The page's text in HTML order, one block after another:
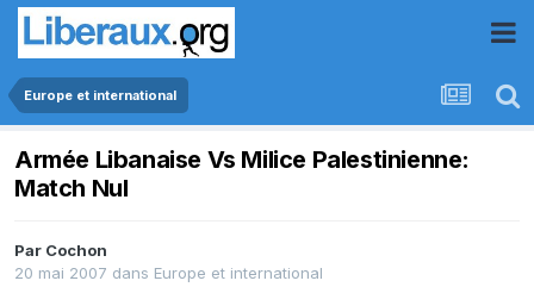
Europe et international
Armée Libanaise Vs Milice Palestinienne:
Match Nul
Par Cochon
20 mai 2007 dans Europe et international